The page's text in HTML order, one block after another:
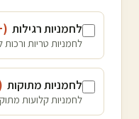
לחמניות רגילות
לחמניות טריות
לחמניות מתוקות
לחמניות קלועות